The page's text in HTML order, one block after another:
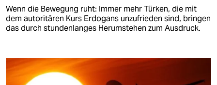
Wenn die Bewegung ruht: Immer mehr Türken, die mit
dem autoritären Kurs Erdogans unzufrieden sind, bringen
das durch stundenlanges Herumstehen zum Ausdruck.